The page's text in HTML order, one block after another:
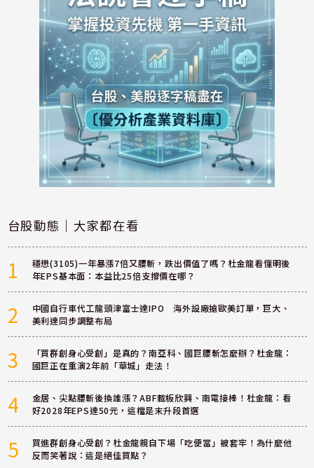
台股動態｜大家都在看
1
穩懋(3105)一年暴漲7倍又腰斬，跌出價值了嗎？杜金龍看懂明後
年EPS基本面：本益比25倍支撐價在哪？
2
中國自行車代工龍頭津富士達IPO 海外設廠搶歐美訂單，巨大、
美利達同步調整布局
3
「買群創身心受創」是真的？南亞科、國巨腰斬怎麼辦？杜金龍：
國巨正在重演2年前「華城」走法！
4
金居、尖點腰斬後換誰漲？ABF載板欣興、南電接棒！杜金龍：看
好2028年EPS達50元，這檔是末升段首選
5
買進群創身心受創？杜金龍親自下場「吃便當」被套牢！為什麼他
反而笑著說：這是絕佳買點？